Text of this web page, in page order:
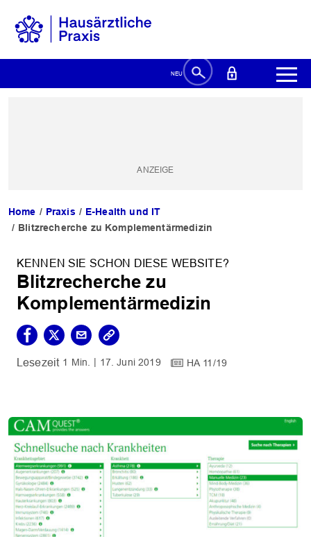
Home Praxis
E-Health und IT
Blitzrecherche zu Komplementärmedizin
KENNEN SIE SCHON DIESE WEBSITE?
Blitzrecherche zu
Komplementärmedizin
1 Min. 17. Juni 2019 HA 11/19